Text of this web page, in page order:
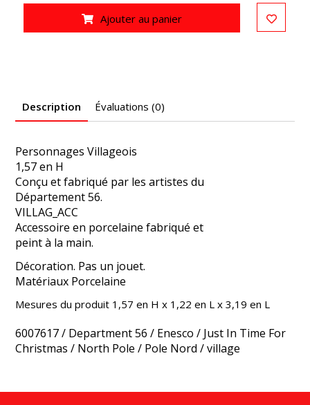
Ajouter au panier
Description Évaluations (0)
Personnages Villageois
1,57 en H
Conçu et fabriqué par les artistes du
Département 56.
VILLAG_ACC
Accessoire en porcelaine fabriqué et
peint à la main.
Décoration. Pas un jouet.
Matériaux Porcelaine
Mesures du produit 1,57 en H x 1,22 en L x 3,19 en L
6007617/ Department 56 / Enesco / Just In Time For
Christmas / North Pole / Pole Nord /village